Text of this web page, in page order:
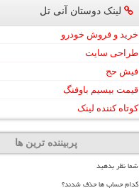
لینک دوستان آنی تل
خرید و فروش خودرو
طراحی سایت
فیش حج
قیمت بیسیم باوفنگ
کوتاه کننده لینک
پربیننده ترین ها
شما نظر بدهید
کدام حساب ها حذف شدند؟